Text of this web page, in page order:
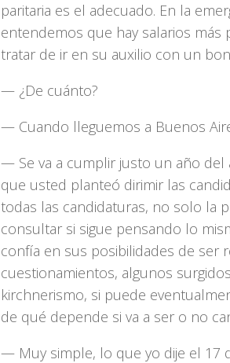
paritaria es el adecuado. En la
entendemos que hay salarios más
tratar de ir en su auxilio con un
— ¿De cuánto?
— Cuando lleguemos a Buenos
— Se va a cumplir justo un año
que usted planteó dirimir las
todas las candidaturas, no solo la
consultar si sigue pensando lo
confía en sus posibilidades de ser
cuestionamientos, algunos
kirchnerismo, si puede
de qué depende si va a ser o no
— Muy simple, lo que yo dije el 17